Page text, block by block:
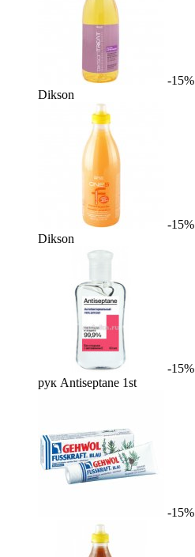
-15%
Dikson
-15%
Dikson
-15%
рук Antiseptane 1st
-15%